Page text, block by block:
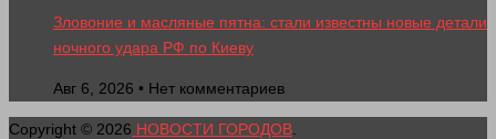
Зловоние и масляные пятна: стали известны новые детали
ночного удара РФ по Киеву
Авг 6, 2026 • Нет комментариев
Copyright © 2026 НОВОСТИ ГОРОДОВ